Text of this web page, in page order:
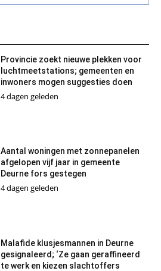
Provincie zoekt nieuwe plekken voor
luchtmeetstations; gemeenten en
inwoners mogen suggesties doen
4 dagen geleden
Aantal woningen met zonnepanelen
afgelopen vijf jaar in gemeente
Deurne fors gestegen
4 dagen geleden
Malafide klusjesmannen in Deurne
gesignaleerd; ‘Ze gaan geraffineerd
te werk en kiezen slachtoffers